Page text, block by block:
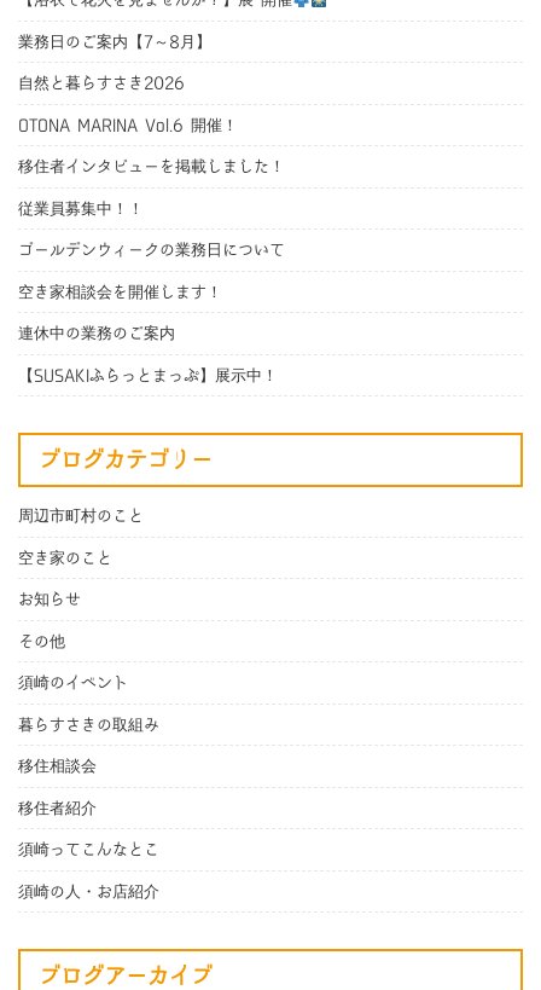
業務日のご案内【7～8月】
自然と暮らすさき2026
OTONA MARINA Vol.6 開催！
移住者インタビューを掲載しました！
従業員募集中！！
ゴールデンウィークの業務日について
空き家相談会を開催します！
連休中の業務のご案内
【SUSAKIふらっとまっぷ】展示中！
ブログカテゴリー
周辺市町村のこと
空き家のこと
お知らせ
その他
須崎のイベント
暮らすさきの取組み
移住相談会
移住者紹介
須崎ってこんなとこ
須崎の人・お店紹介
ブログアーカイブ